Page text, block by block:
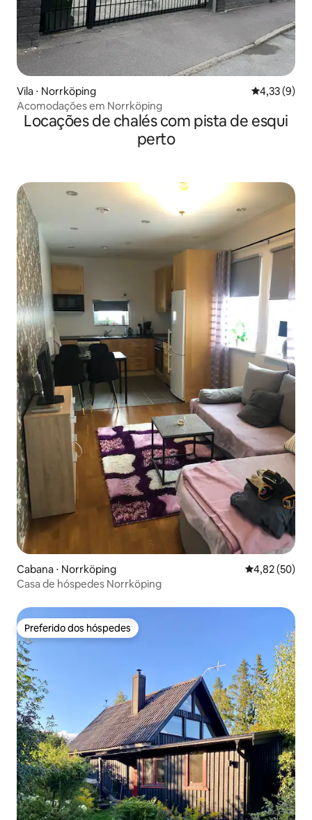
Vila ⋅ Norrköping 4,33 de
4,33 (9)
Acomodações em Norrköping
Locações de chalés com pista de esqui
perto
Cabana ⋅ Norrköping 4,82 de uma
4,82 (50)
Casa de hóspedes Norrköping
Preferido dos hóspedes
Preferido dos hóspedes